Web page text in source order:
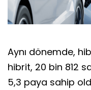
Aynı dönemde,
hibrit, 20 bin 812
5,3 paya sahip